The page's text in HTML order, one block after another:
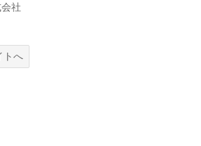
社
トへ